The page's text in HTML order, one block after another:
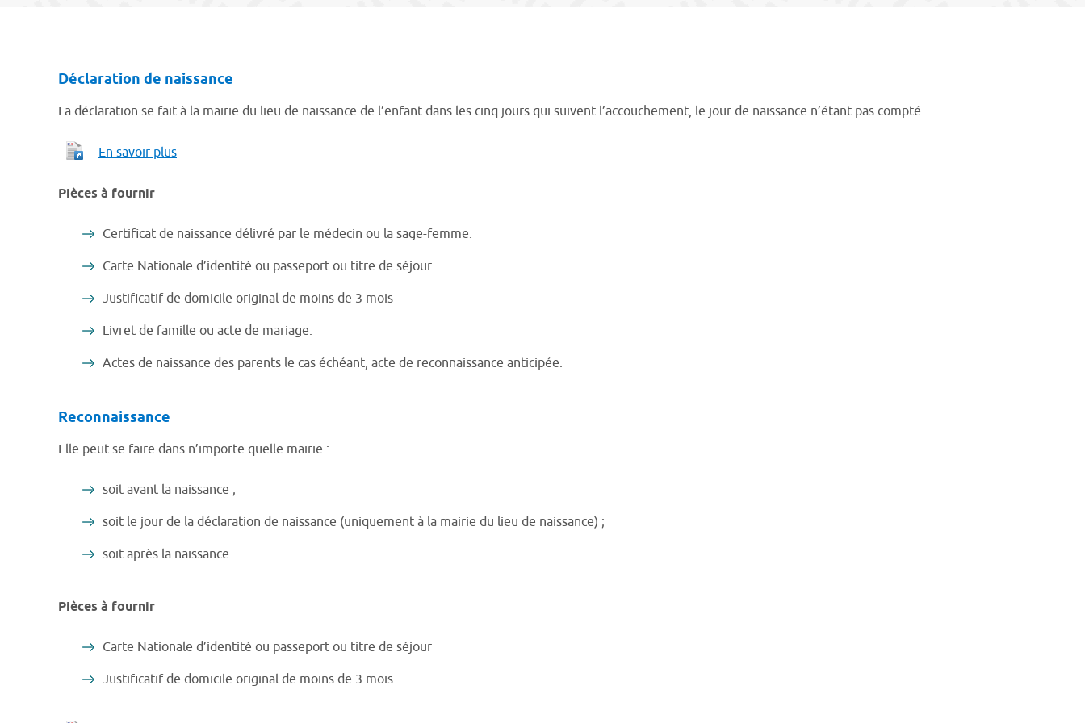
Déclaration de naissance
La déclaration se fait à la mairie du lieu de naissance de l’enfant dans les cinq jours qui suivent l’accouchement, le jour de naissance n’étant pas compté.
En savoir plus
Pièces à fournir
Certificat de naissance délivré par le médecin ou la sage-femme.
Carte Nationale d’identité ou passeport ou titre de séjour
Justificatif de domicile original de moins de 3 mois
Livret de famille ou acte de mariage.
Actes de naissance des parents le cas échéant, acte de reconnaissance anticipée.
Reconnaissance
Elle peut se faire dans n’importe quelle mairie :
soit avant la naissance ;
soit le jour de la déclaration de naissance (uniquement à la mairie du lieu de naissance) ;
soit après la naissance.
Pièces à fournir
Carte Nationale d’identité ou passeport ou titre de séjour
Justificatif de domicile original de moins de 3 mois